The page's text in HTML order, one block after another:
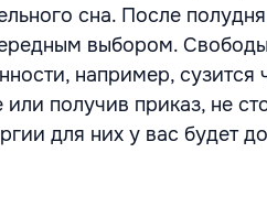
сна. После
выбором.
например, сузится
получив приказ, не
для них у вас будет